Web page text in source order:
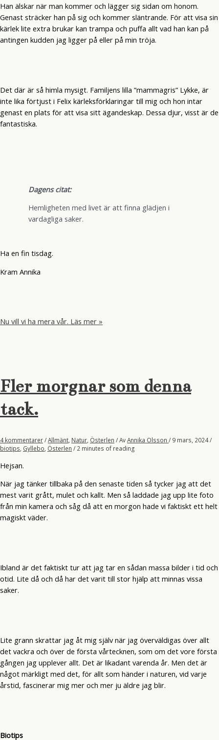
Han älskar när man kommer och lägger sig sidan om honom.
Genast sträcker han på sig och kommer släntrande. För att visa sin
kärlek lite extra brukar kan trampa och puffa allt vad han kan på
antingen kudden jag ligger på eller på min tröja.
Det där är så himla mysigt. Familjens lilla ”mammagris” Lykke, är
inte lika förtjust i Felix kärleksförklaringar till mig och hon intar
genast en plats för att visa sitt ägandeskap. Dessa djur, visst är de
fantastiska.
Dagens citat:
Hemligheten med livet är att finna glädjen i
vardagliga saker.
Ha en fin tisdag.
Kram Annika
Nu vill vi ha mera vår. Läs mer »
Fler morgnar som denna
tack.
4 kommentarer/Allmänt, Natur, Österlen / AvAnnika Olsson / 9 mars, 2024/
biotips, Gyllebo, Österlen / 2 minutes of reading
Hejsan.
När jag tänker tillbaka på den senaste tiden så tycker jag att det
mest varit grått, mulet och kallt. Men så laddade jag upp lite foto
från min kamera och såg då att en morgon hade vi faktiskt ett helt
magiskt väder.
Ibland är det faktiskt tur att jag tar en sådan massa bilder i tid och
otid. Lite då och då har det varit till stor hjälp att minnas vissa
saker.
Lite grann skrattar jag åt mig själv när jag överväldigas över allt
det vackra och över de första vårtecknen, som om det vore första
gången jag upplever allt. Det är likadant varenda år. Men det är
något märkligt med det, för allt som händer i naturen, vid varje
årstid, fascinerar mig mer och mer ju äldre jag blir.
Biotips